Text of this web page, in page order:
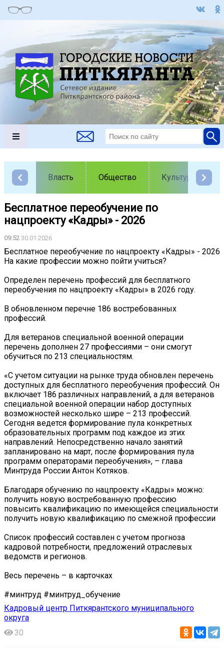
Власть Общество Культура
Бесплатное переобучение по
нацпроекту «Кадры» - 2026
09:52 30.01.2026
Бесплатное переобучение по нацпроекту «Кадры» - 2026
На какие профессии можно пойти учиться?
Определен перечень профессий для бесплатного
переобучения по нацпроекту «Кадры» в 2026 году.
В обновленном перечне 186 востребованных
профессий.
Для ветеранов специальной военной операции
перечень дополнен 27 профессиями – они смогут
обучиться по 213 специальностям.
«С учетом ситуации на рынке труда обновлен перечень
доступных для бесплатного переобучения профессий. Он
включает 186 различных направлений, а для ветеранов
специальной военной операции набор доступных
возможностей несколько шире – 213 профессий.
Сегодня ведется формирование пула конкретных
образовательных программ под каждое из этих
направлений. Непосредственно начало занятий
запланировано на март, после формирования пула
программ операторами переобучения», – глава
Минтруда России Антон Котяков.
Благодаря обучению по нацпроекту «Кадры» можно:
получить новую востребованную профессию
повысить квалификацию по имеющейся специальности
получить новую квалификацию по смежной профессии
Список профессий составлен с учетом прогноза
кадровой потребности, предложений отраслевых
ведомств и регионов.
Весь перечень – в карточках ️⠀
#минтруд #минтруд_обучение
Кадровый центр Питкярантского муниципального
округа
30